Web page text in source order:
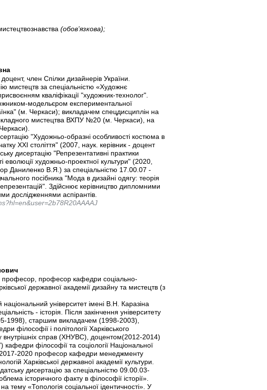
(обов’язкова);
член Спілки дизайнерів України.
мистецтв за спеціальністю «Художнє
кваліфікації "художник-технолог".
модельєром експериментальної
(м. Черкаси); викладачем спецдисциплін на
мистецтва ВХПУ №20 (м. Черкаси), на
"Художньо-образні особливості костюма в
ХХІ століття" (2007, наук. керівник - доцент
дисертацію "Репрезентативні практики
еволюції художньо-проектної культури" (2020,
Даниленко В.Я.) за спеціальністю 17.00.07 -
посібника "Мода в дизайні одягу: теорія
Здійснює керівництво дипломними
дослідженнями аспірантів.
професор, професор кафедри соціально-
державної академії дизайну та мистецтв (з
національний університет імені В.Н. Каразіна
- історія. Після закінчення університету
1998), старшим викладачем (1998-2003),
філософії і політології Харківського
внутрішніх справ (ХНУВС), доцентом(2012-2014)
філософії та соціології Національної
2017-2020 професор кафедри менеджменту
Харківської державної академії культури.
дисертацію за спеціальністю 09.00.03-
історичного факту в філософії історії».
тему «Топологія соціальної ідентичності». У